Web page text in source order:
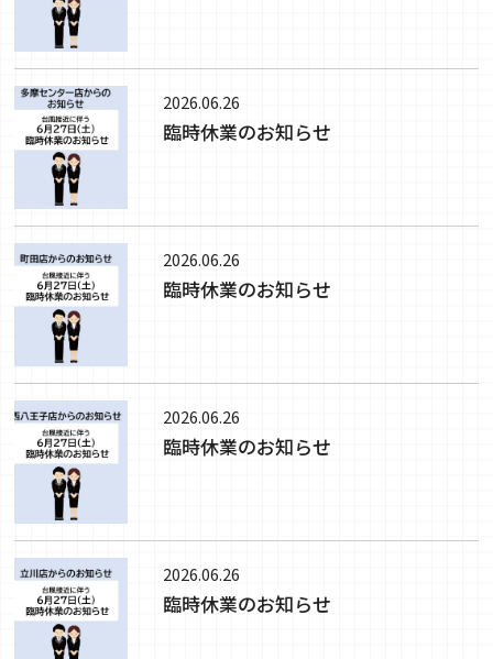
2026.06.26
臨時休業のお知らせ
2026.06.26
臨時休業のお知らせ
2026.06.26
臨時休業のお知らせ
2026.06.26
臨時休業のお知らせ